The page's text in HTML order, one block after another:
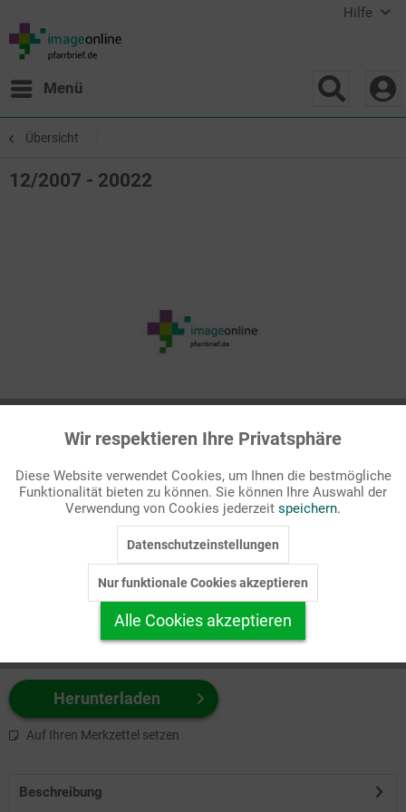
Hilfe
Menü
Übersicht
12/2007 - 20022
Passende Stichworte
Kirchenjahr, Ostern
zuerst Ihr Produktformat aus.
z.B. Farbe-Grafik, Schwarz-Weiß-Grafik, mit/ohne Text ...
Herunterladen
Auf Ihren Merkzettel setzen
Beschreibung
Funktionale Aktiv
Marketing Inaktiv
Personalisierung Inaktiv
Service
Wir respektieren Ihre Privatsphäre
Diese Website verwendet Cookies, um Ihnen die bestmögliche
Funktionalität bieten zu können. Sie können Ihre Auswahl der
Verwendung von Cookies jederzeit speichern.
Datenschutzeinstellungen
Nur funktionale Cookies akzeptieren
Alle Cookies akzeptieren